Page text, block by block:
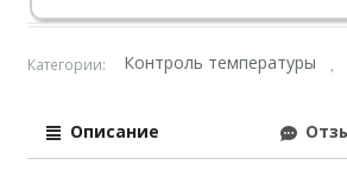
Категории: Контроль температуры ,
Описание